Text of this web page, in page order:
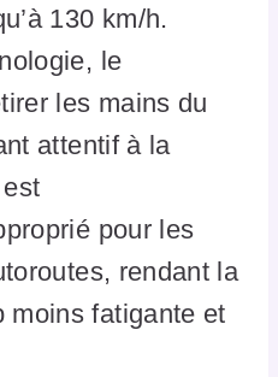
130 km/h.
le
les mains du
attentif à la
pour les
rendant la
moins fatigante et